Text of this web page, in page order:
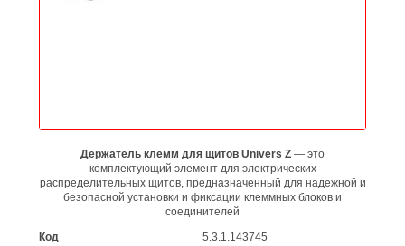
Держатель клемм для щитов Univers Z — это
комплектующий элемент для электрических
распределительных щитов, предназначенный для надежной и
безопасной установки и фиксации клеммных блоков и
соединителей
Код
5.3.1.143745